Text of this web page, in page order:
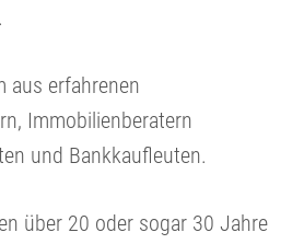
aus erfahrenen
Immobilienberatern
und Bankkaufleuten.
über 20 oder sogar 30 Jahre